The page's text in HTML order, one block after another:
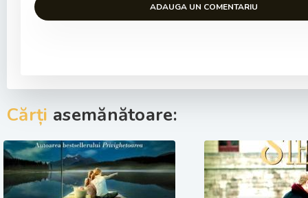
ADAUGA UN COMENTARIU
Cărți asemănătoare: